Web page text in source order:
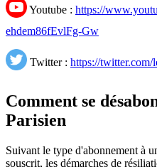
Youtube : https://
ehdem86fEvlFg-Gw
Twitter : https://twitter.com/
Comment se
Parisien
Suivant le type d'abonnement à
souscrit, les démarches de